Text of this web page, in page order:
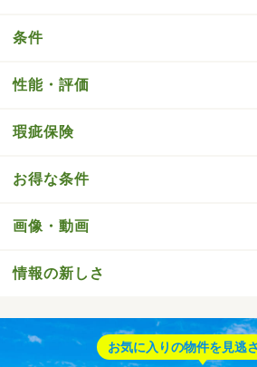
条件
性能・評価
瑕疵保険
お得な条件
画像・動画
情報の新しさ
お気に入りの物件を見逃